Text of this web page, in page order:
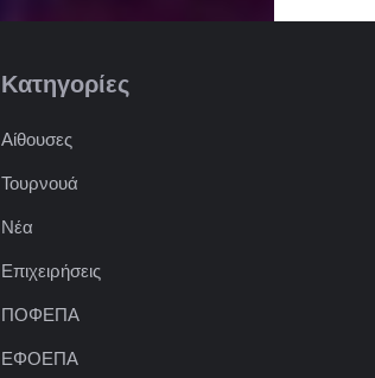
Κατηγορίες
Αίθουσες
Τουρνουά
Νέα
Επιχειρήσεις
ΠΟΦΕΠΑ
ΕΦΟΕΠΑ